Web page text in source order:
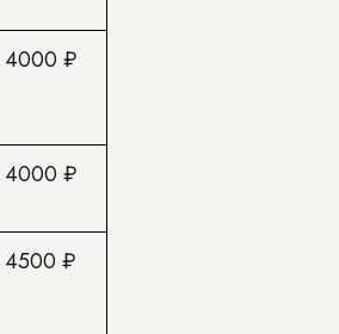
4000 ₽
4000 ₽
4500 ₽